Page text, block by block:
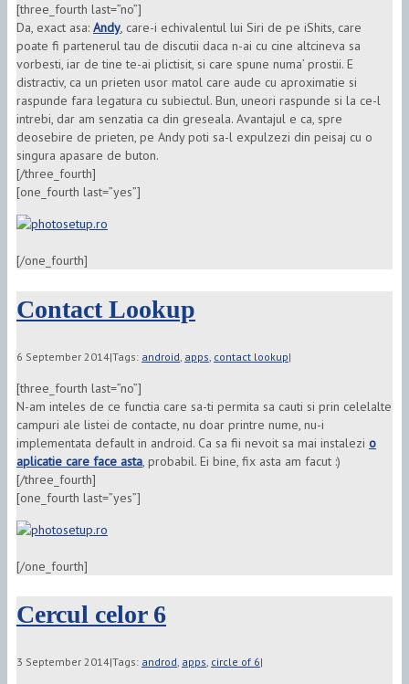
[three_fourth last=”no”]
Da, exact asa: Andy, care-i echivalentul lui Siri de pe iShits, care
poate fi partenerul tau de discutii daca n-ai cu cine altcineva sa
vorbesti, iar de tine te-ai plictisit, si care spune numa’ prostii. E
distractiv, ca un prieten usor matol care aude cu aproximatie si
raspunde fara legatura cu subiectul. Bun, uneori raspunde si la ce-l
intrebi, dar am senzatia ca din greseala. Avantajul e ca, spre
deosebire de prieten, pe Andy poti sa-l expulzezi din peisaj cu o
singura apasare de buton.
[/three_fourth]
[one_fourth last=”yes”]
[/one_fourth]
Contact Lookup
6 September 2014|Tags: android apps contact lookup|
[three_fourth last=”no”]
N-am inteles de ce functia care sa-ti permita sa cauti si prin celelalte
campuri ale listei de contacte, nu doar printre nume, nu-i
implementata default in android. Ca sa fii nevoit sa mai instalezi o
aplicatie care face asta, probabil. Ei bine, fix asta am facut :)
[/three_fourth]
[one_fourth last=”yes”]
[/one_fourth]
Cercul celor 6
3 September 2014|Tags: androd, apps, circle of 6|